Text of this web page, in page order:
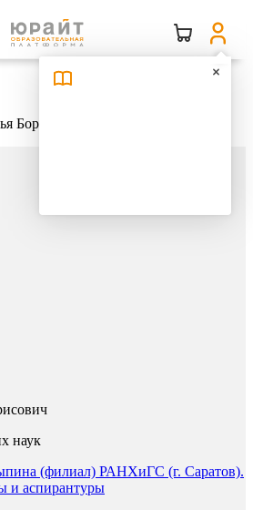
Борисович
наук
(филиал) РАНХиГС (г. Саратов).
и аспирантуры